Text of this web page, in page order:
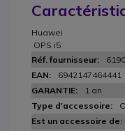
Huawei
OPS i5
6942147464441
1 an